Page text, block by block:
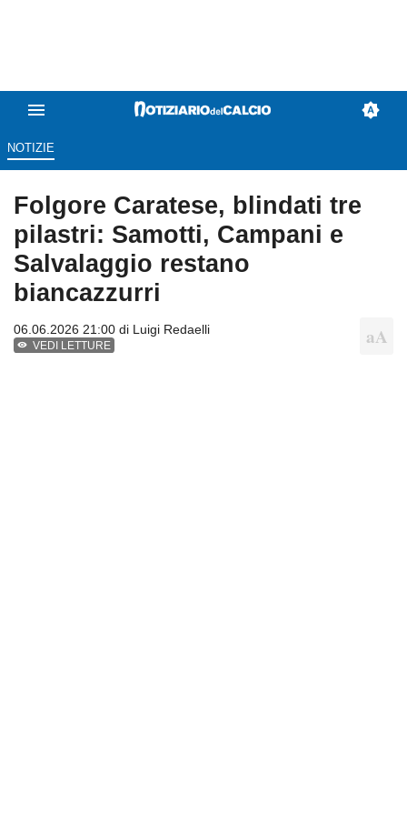
NOTIZIE
Folgore Caratese, blindati tre
pilastri: Samotti, Campani e
Salvalaggio restano
biancazzurri
06.06.2026 21:00 di Luigi Redaelli
VEDI LETTURE